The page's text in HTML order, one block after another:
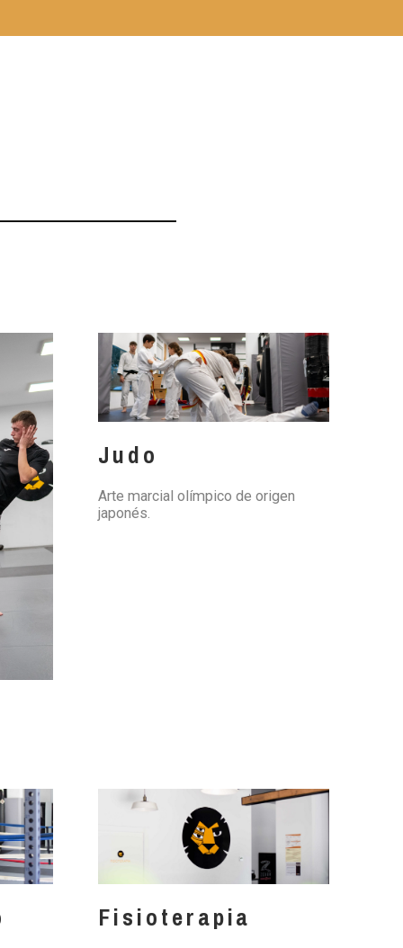
Judo
Arte marcial olímpico de origen
japonés.
Fisioterapia